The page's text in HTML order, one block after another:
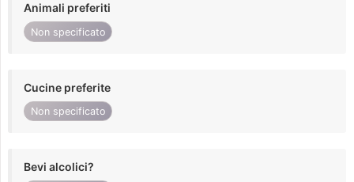
Animali preferiti
Non specificato
Cucine preferite
Non specificato
Bevi alcolici?